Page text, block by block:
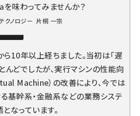
を味わってみませんか？
クノロジー 片桐 一宗
10年以上経ちました。当初は「遅
んどでしたが、実行マシンの性能向
Machine）の改善により、今では
基幹系・金融系などの業務システ
なっています。